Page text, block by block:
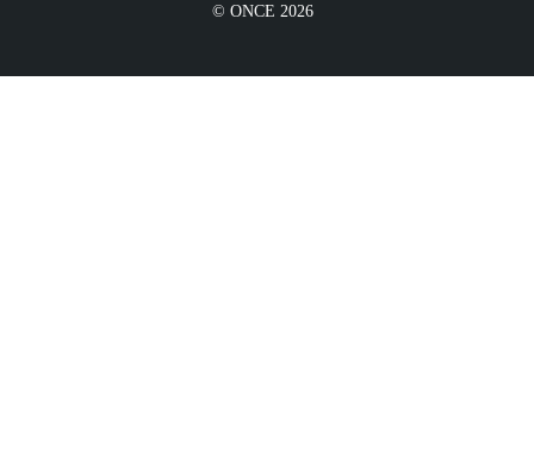
© ONCE 2026